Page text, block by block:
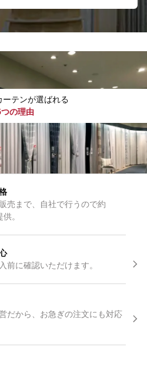
ーテンが選ばれる
の理由
売まで、自社で行うので約
。
前に確認いただけます。
だから、お急ぎの注文にも対応